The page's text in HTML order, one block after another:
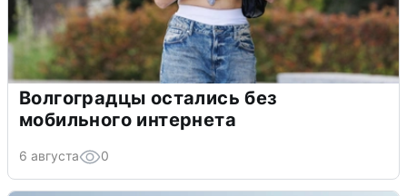
Волгоградцы остались без
мобильного интернета
6 августа 0